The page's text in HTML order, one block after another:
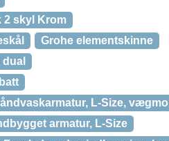
2 skyl Krom
Grohe elementskinne
L-Size,
armatur, L-Size